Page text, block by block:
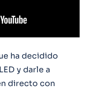
ha decidido
y darle a
directo con